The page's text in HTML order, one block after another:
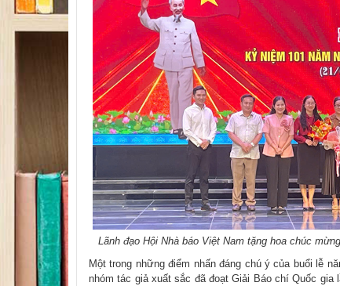
​Lãnh đạo Hội Nhà báo Việt Nam tặng hoa chúc
Một trong những điểm nhấn đáng chú ý của buổi lễ
nhóm tác giả xuất sắc đã đoạt Giải Báo chí Quốc